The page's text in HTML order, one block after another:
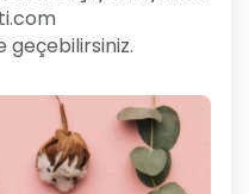
geçebilirsiniz.